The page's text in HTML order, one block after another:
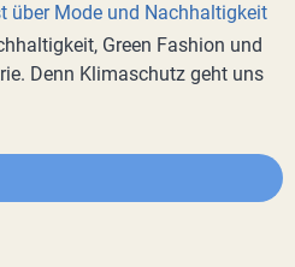
über Mode und Nachhaltigkeit
Green Fashion und
Denn Klimaschutz geht uns